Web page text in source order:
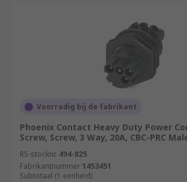
Voorradig bij de fabrikant
Phoenix Contact Heavy Duty Power
Screw, Screw, 3 Way, 20A, CBC-PRC
RS-stocknr. 494-825
Fabrikantnummer 1453451
Subtotaal (1 eenheid)